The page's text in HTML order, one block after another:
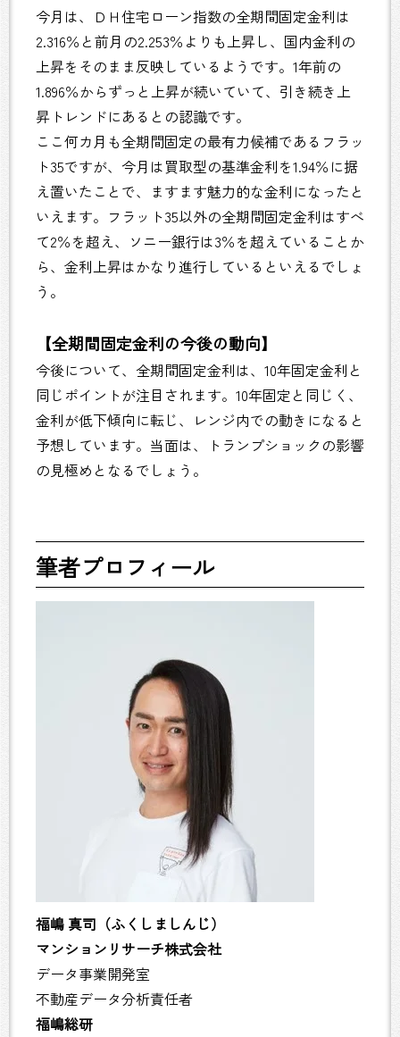
今月は、ＤＨ住宅ローン指数の全期間固定金利は
2.316％と前月の2.253％よりも上昇し、国内金利の
上昇をそのまま反映しているようです。1年前の
1.896％からずっと上昇が続いていて、引き続き上
昇トレンドにあるとの認識です。
ここ何カ月も全期間固定の最有力候補であるフラッ
ト35ですが、今月は買取型の基準金利を1.94％に据
え置いたことで、ますます魅力的な金利になったと
いえます。フラット35以外の全期間固定金利はすべ
て2％を超え、ソニー銀行は3％を超えていることか
ら、金利上昇はかなり進行しているといえるでしょ
う。
【全期間固定金利の今後の動向】
今後について、全期間固定金利は、10年固定金利と
同じポイントが注目されます。10年固定と同じく、
金利が低下傾向に転じ、レンジ内での動きになると
予想しています。当面は、トランプショックの影響
の見極めとなるでしょう。
筆者プロフィール
福嶋 真司（ふくしましんじ）
マンションリサーチ株式会社
データ事業開発室
不動産データ分析責任者
福嶋総研